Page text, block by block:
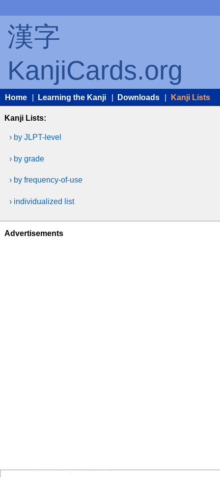
漢字
KanjiCards.org
Home Learning the Kanji Downloads Kanji Lists
Kanji Lists:
› by JLPT-level
› by grade
› by frequency-of-use
› individualized list
Advertisements